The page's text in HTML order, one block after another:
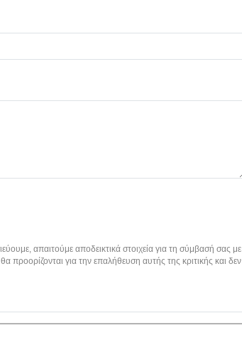
απαιτούμε αποδεικτικά στοιχεία για τη σύμβασή σας με
για την επαλήθευση αυτής της κριτικής και δεν